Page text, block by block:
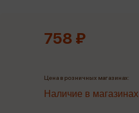
758 ₽
Цена в розничных магазинах:
Наличие в магазинах